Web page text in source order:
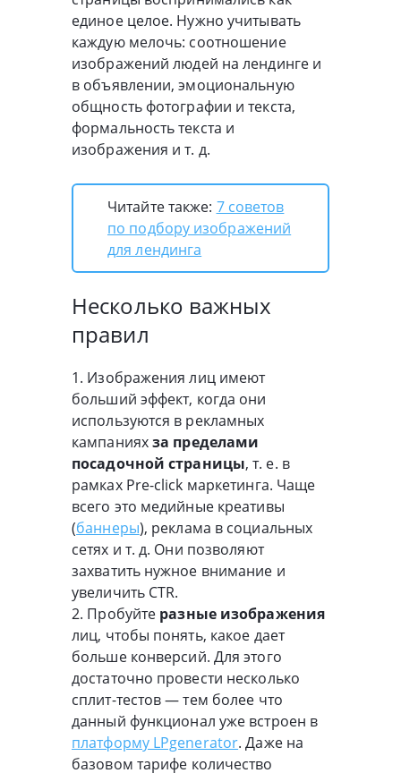
единое целое. Нужно учитывать
каждую мелочь: соотношение
изображений людей на лендинге и
в объявлении, эмоциональную
общность фотографии и текста,
формальность текста и
изображения и т. д.
Читайте также: 7 советов
по подбору изображений
для лендинга
Несколько важных
правил
1. Изображения лиц имеют
больший эффект, когда они
используются в рекламных
кампанияхза пределами
посадочной страницы, т. е. в
рамках Pre-click маркетинга. Чаще
всего это медийные креативы
(баннеры), реклама в социальных
сетях и т. д. Они позволяют
захватить нужное внимание и
увеличить CTR.
2. Пробуйте разные изображения
лиц, чтобы понять, какое дает
больше конверсий. Для этого
достаточно провести несколько
сплит-тестов — тем более что
данный функционал уже встроен в
платформу LPgenerator. Даже на
базовом тарифе количество